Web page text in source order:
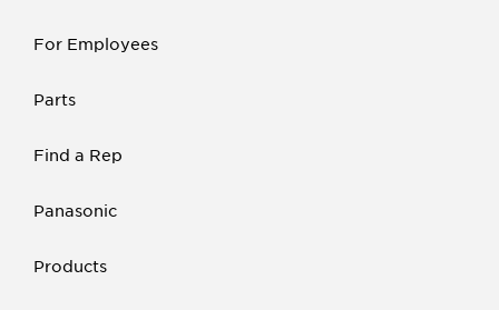
For Employees
Parts
Find a Rep
Panasonic
Products